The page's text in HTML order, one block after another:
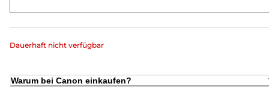
Dauerhaft nicht verfügbar
Warum bei Canon einkaufen?